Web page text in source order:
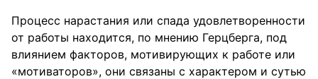
Процесс нарастания или спада удовлетворенности
от работы находится, по мнению Герцберга, под
влиянием факторов, мотивирующих к работе или
«мотиваторов», они связаны с характером и сутью